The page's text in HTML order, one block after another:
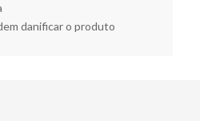
danificar o produto